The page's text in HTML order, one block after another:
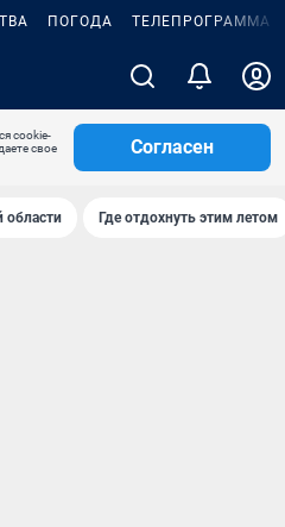
ПОГОДА ТЕЛЕПРОГРАММА
cookie-
свое
Согласен
Где отдохнуть этим летом